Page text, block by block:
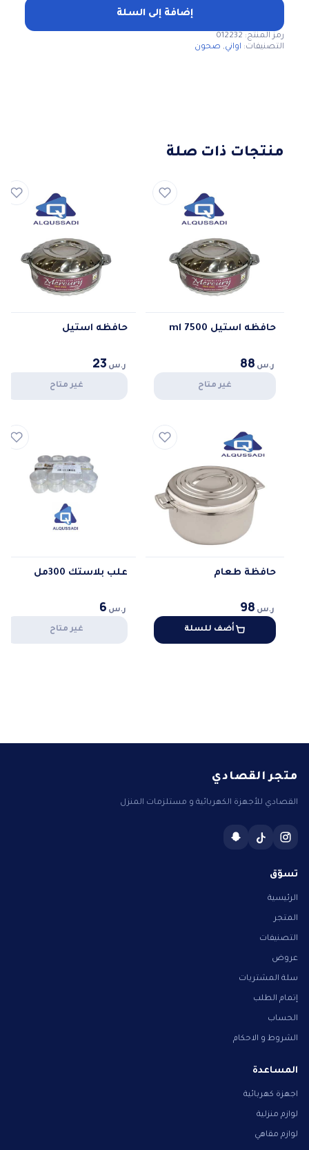
استيل
بدون
غطاء
إضافة إلى السلة
رمز المنتج: 012232
التصنيفات: اواني, صحون
منتجات ذات صلة
حافظه استيل 7500 ml
ر.س 88
غير متاح
حافظه استيل
ر.س 23
غير متاح
حافظة طعام
ر.س 98
أضف للسلة
علب بلاستك 300مل
ر.س 6
غير متاح
متجر القصادي
القصادي للأجهزة الكهربائية و مستلزمات المنزل
تسوّق
الرئيسية
المتجر
التصنيفات
عروض
سلة المشتريات
إتمام الطلب
الحساب
الشروط و الاحكام
المساعدة
اجهزة كهربائية
لوازم منزلية
لوازم مقاهي